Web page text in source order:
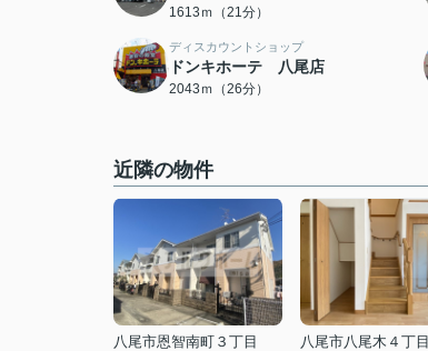
1613ｍ（21分）
ディスカウントショップ
ドンキホーテ 八尾店
2043ｍ（26分）
近隣の物件
八尾市恩智南町３丁目
八尾市八尾木４丁目